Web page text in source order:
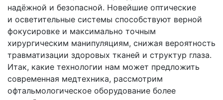
надёжной и безопасной. Новейшие оптические
и осветительные системы способствуют верной
фокусировке и максимально точным
хирургическим манипуляциям, снижая вероятность
травматизации здоровых тканей и структур глаза.
Итак, какие технологии нам может предложить
современная медтехника, рассмотрим
офтальмологическое оборудование более